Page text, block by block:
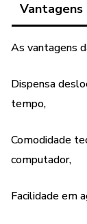
tratamento se
uma angústia
Atendimento
Agende seu
Vantagens
As vantagens
Dispensa
tempo,
Comodidade
computador,
Facilidade em